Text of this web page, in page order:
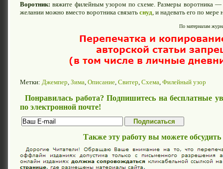
Воротник: вяжите филейным узором по схеме. Размеры воротника
желании можно вместо воротника связать снуд, и надевать его по мере
По материалам
Метки: Джемпер Зима Описание Свитер Схема Филейный узор
Понравилась работа? Подпишитесь на бесплатные
по электронной почте!
Также эту работу вы можете